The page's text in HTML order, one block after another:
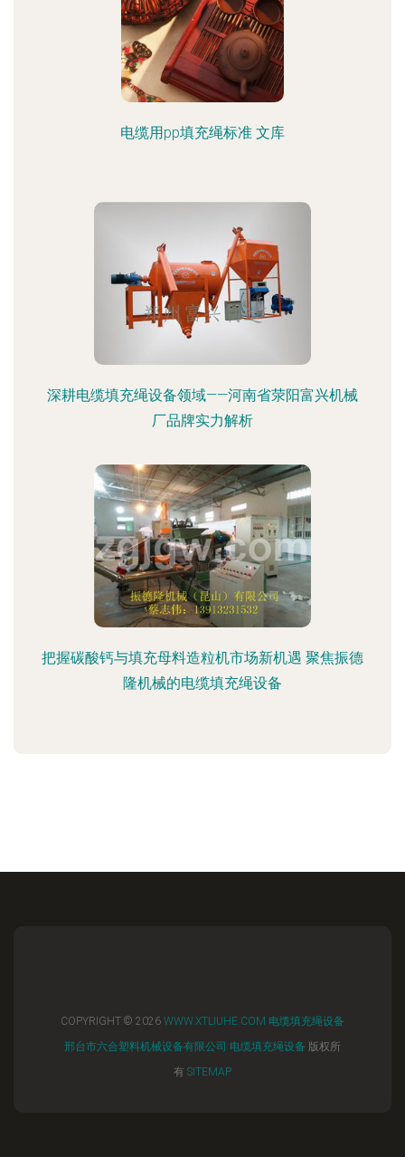
电缆用pp填充绳标准 文库
深耕电缆填充绳设备领域——河南省荥阳富兴机械
厂品牌实力解析
把握碳酸钙与填充母料造粒机市场新机遇 聚焦振德
隆机械的电缆填充绳设备
COPYRIGHT © 2026 WWW.XTLIUHE.COM 电缆填充绳设备
邢台市六合塑料机械设备有限公司 电缆填充绳设备 版权所
有 SITEMAP